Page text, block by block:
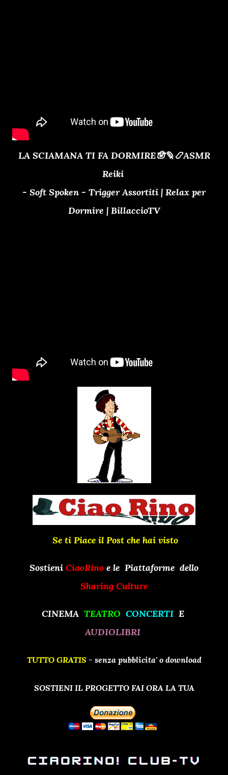
LA SCIAMANA TI FA DORMIRE🪬🪶📿ASMR
Reiki
- Soft Spoken - Trigger Assortiti | Relax per
Dormire | BillaccioTV
Se ti Piace il Post che hai visto
Sostieni CiaoRino e le Piattaforme dello
Sharing Culture
CINEMA TEATRO CONCERTIE
AUDIOLIBRI
TUTTO GRATIS - senza pubblicita' o download
SOSTIENI IL PROGETTO FAI ORA LA TUA